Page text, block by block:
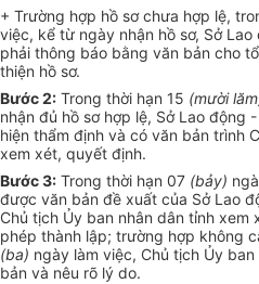
+ Trường hợp hồ sơ chưa hợp lệ,
việc, kể từ ngày nhận hồ sơ, Sở
phải thông báo bằng văn bản cho
thiện hồ sơ.
Bước 2: Trong thời hạn 15 (mười
nhận đủ hồ sơ hợp lệ, Sở Lao động
hiện thẩm định và có văn bản trình
xem xét, quyết định.
Bước 3: Trong thời hạn 07 (bảy)
được văn bản đề xuất của Sở Lao
Chủ tịch Ủy ban nhân dân tỉnh xem
phép thành lập; trường hợp không
(ba) ngày làm việc, Chủ tịch Ủy ban
bản và nêu rõ lý do.